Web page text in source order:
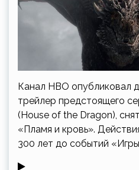
Канал HBO опубликовал
трейлер предстоящего
(House of the Dragon),
«Пламя и кровь».
300 лет до событий